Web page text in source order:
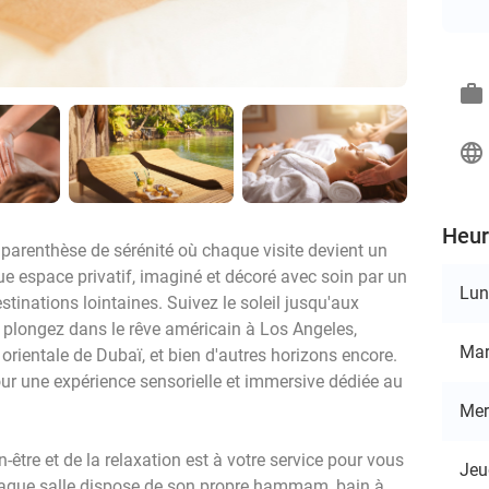
de sérénité où chaque visite devient un
espace privatif, imaginé et décoré avec soin par un
lointaines. Suivez le soleil jusqu'aux
dans le rêve américain à Los Angeles,
de Dubaï, et bien d'autres horizons encore.
une expérience sensorielle et immersive dédiée au
être et de la relaxation est à votre service pour vous
work
language